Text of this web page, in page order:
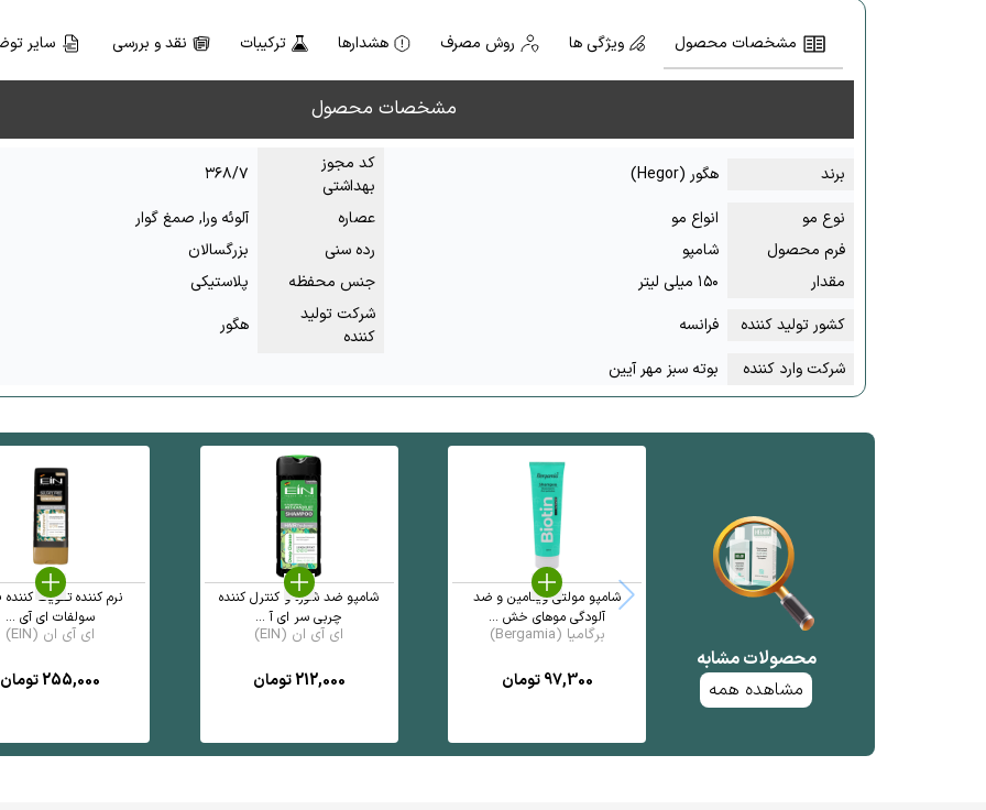
مشخصات محصول ویژگی ها روش مصرف هشدارها ترکیبات نقد و بررسی سایر
مشخصات محصول
برند هگور (Hegor)
کد مجوز
بهداشتی
۳۶۸/۷
نوع مو
انواع مو عصاره
آلوئه ورا, صمغ گوار
فرم محصول
شامپو رده سنی
بزرگسالان
مقدار
۱۵۰ میلی لیتر جنس محفظه
پلاستیکی
کشور تولید کننده
فرانسه
شرکت تولید
کننده
هگور
شرکت وارد کننده
بوته سبز مهر آیین
محصولات مشابه
مشاهده همه
شامپو مولتی ویتامین و ضد
آلودگی موهای خش ...
برگامیا (Bergamia)
97,300تومان
شامپو ضد شوره و کنترل کننده
چربی سر ای آ ...
ای آی ان (EIN)
212,000تومان
نرم کننده تقویت کننده
سولفات ای آی ...
ای آی ان (EIN)
255,000تومان